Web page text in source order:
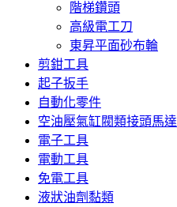
階梯鑽頭
高級電工刀
東昇平面砂布輪
剪鉗工具
起子扳手
自動化零件
空油壓氣缸閥類接頭馬達
電子工具
電動工具
免電工具
液狀油劑黏類